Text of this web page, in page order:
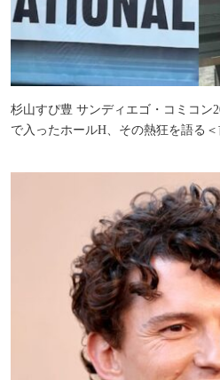
杉山すぴ豊 サンディエゴ・コミコン
で入ったホールH、その熱狂を語る＜